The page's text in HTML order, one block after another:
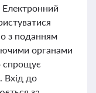
Електронний
з поданням
органами
спрощує
Вхід до